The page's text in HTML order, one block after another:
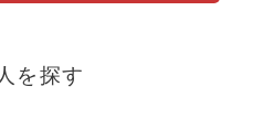
を探す